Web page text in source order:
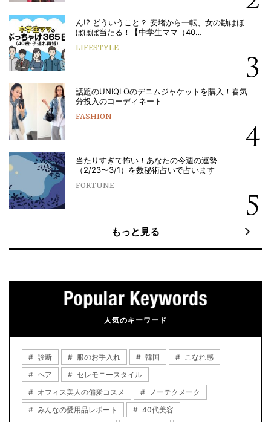
ん!? どういうこと？ 安堵から一転、女の勘はほ
ぼほぼ当たる！【中学生ママ（40…
LIFESTYLE
話題のUNIQLOのデニムジャケットを購入！春気
分投入のコーディネート
FASHION
当たりすぎて怖い！あなたの今週の運勢
（2/23〜3/1）を数秘術占いで占います
FORTUNE
もっと見る
人気のキーワード
診断 服のお手入れ 韓国
こなれ感
ヘア
セレモニースタイル
オフィス美人の偏愛コスメ
ノーテクメーク
みんなの愛用品レポート
40代美容